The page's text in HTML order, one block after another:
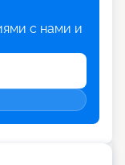
с нами и